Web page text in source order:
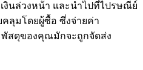
นล่วงหน้า และนำไปที่ไปรษณีย์
ลุมโดยผู้ซื้อ ซึ่งจ่ายค่า
พัสดุของคุณมักจะถูกจัดส่ง